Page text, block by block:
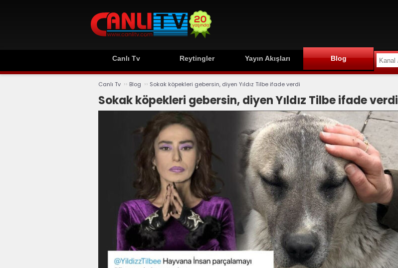
Canlı Tv Reytingler Yayın Akışları Blog
Canlı Tv ›› Blog ›› Sokak köpekleri gebersin, diyen Yıldız Tilbe ifade verdi
Sokak köpekleri gebersin, diyen Yıldız Tilbe ifade verdi